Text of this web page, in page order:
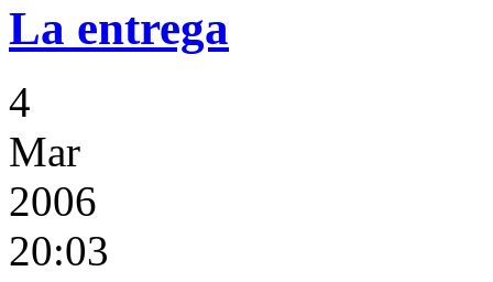
La entrega
4
Mar
2006
20:03